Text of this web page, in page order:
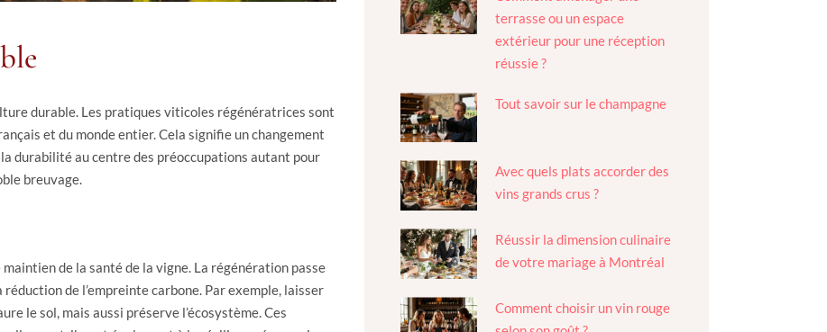
durable. Les pratiques viticoles régénératrices sont
et du monde entier. Cela signifie un changement
durabilité au centre des préoccupations autant pour
breuvage.
de la santé de la vigne. La régénération passe
de l’empreinte carbone. Par exemple, laisser
le sol, mais aussi préserve l’écosystème. Ces
terrasse ou un espace
extérieur pour une réception
réussie ?
Tout savoir sur le champagne
Avec quels plats accorder des
vins grands crus ?
Réussir la dimension culinaire
de votre mariage à Montréal
Comment choisir un vin rouge